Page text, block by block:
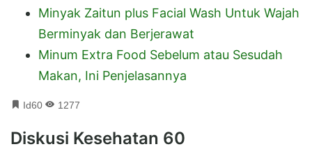
Minyak Zaitun plus Facial Wash Untuk Wajah
Berminyak dan Berjerawat
Minum Extra Food Sebelum atau Sesudah
Makan, Ini Penjelasannya
Id60 1277
Diskusi Kesehatan 60